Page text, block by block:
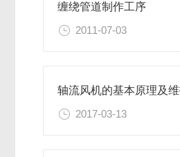
缠绕管道制作工序
2011-07-03
轴流风机的基本原理及
2017-03-13